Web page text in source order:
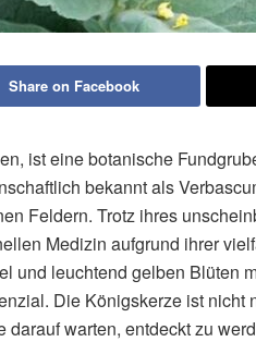
Share on Facebook
ist eine botanische
bekannt als
Feldern. Trotz ihres
Medizin aufgrund ihrer
und leuchtend gelben Blüten
Die Königskerze ist nicht
warten, entdeckt zu